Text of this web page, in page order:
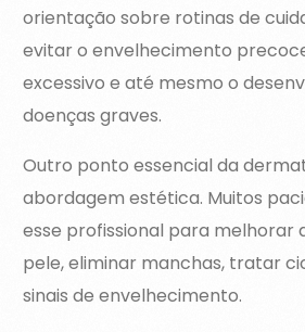
orientação sobre rotinas de
evitar o envelhecimento
excessivo e até mesmo o
doenças graves.
Outro ponto essencial da
abordagem estética. Muitos
esse profissional para melhorar
pele, eliminar manchas, tratar
sinais de envelhecimento.